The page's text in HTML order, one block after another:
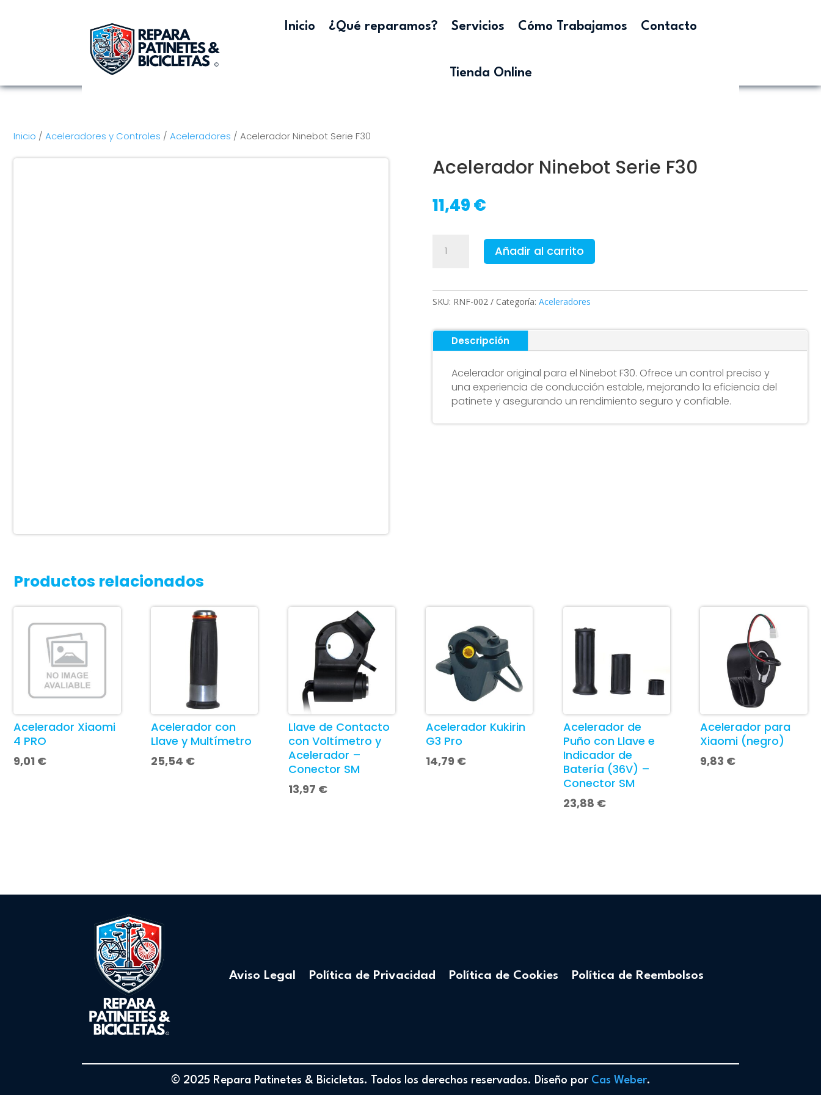
Inicio ¿Qué reparamos? Servicios Cómo Trabajamos Contacto
Tienda Online
Inicio / Aceleradores y Controles / Aceleradores / Acelerador Ninebot Serie F30
Acelerador Ninebot Serie F30
11,49€
Ninebot
cantidad
Añadir al carrito
SKU: RNF-002 Categoría: Aceleradores
Descripción
Acelerador original para el Ninebot F30. Ofrece un control preciso y
una experiencia de conducción estable, mejorando la eficiencia del
patinete y asegurando un rendimiento seguro y confiable.
Productos relacionados
Acelerador Xiaomi
4 PRO
9,01 €
Acelerador con
Llave y Multímetro
25,54 €
Llave de Contacto
con Voltímetro y
Acelerador –
Conector SM
13,97 €
Acelerador Kukirin
G3 Pro
14,79 €
Acelerador de
Puño con Llave e
Indicador de
Batería (36V) –
Conector SM
23,88 €
Acelerador para
Xiaomi (negro)
9,83 €
Aviso Legal Política de Privacidad Política de Cookies Política de Reembolsos
© 2025 Repara Patinetes & Bicicletas. Todos los derechos reservados. Diseño por Cas Weber.